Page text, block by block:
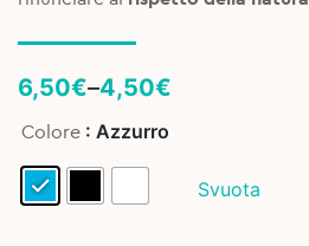
4,50€
–
6,50€
Price
4,50€
through
6,50€
Colore : Azzurro
Svuota